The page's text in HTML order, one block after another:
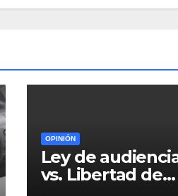
OPINIÓN
Ley de
vs. Libertad de